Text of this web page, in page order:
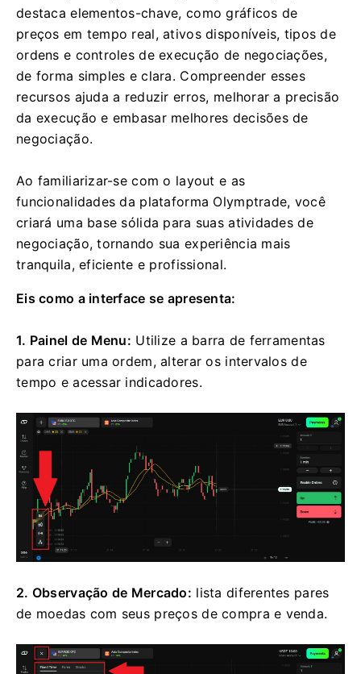
destaca elementos-chave, como gráficos de
preços em tempo real, ativos disponíveis, tipos de
ordens e controles de execução de negociações,
de forma simples e clara. Compreender esses
recursos ajuda a reduzir erros, melhorar a precisão
da execução e embasar melhores decisões de
negociação.
Ao familiarizar-se com o layout e as
funcionalidades da plataforma Olymptrade, você
criará uma base sólida para suas atividades de
negociação, tornando sua experiência mais
tranquila, eficiente e profissional.
Eis como a interface se apresenta:
1. Painel de Menu: Utilize a barra de ferramentas
para criar uma ordem, alterar os intervalos de
tempo e acessar indicadores.
2. Observação de Mercado: lista diferentes pares
de moedas com seus preços de compra e venda.